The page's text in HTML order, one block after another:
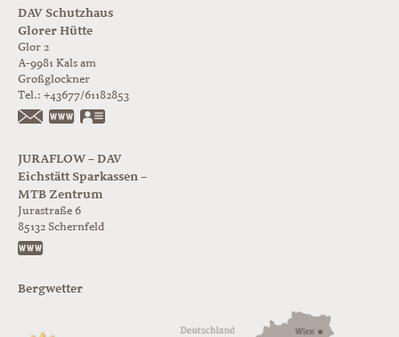
DAV Schutzhaus
Glorer Hütte
Glor 2
A-9981 Kals am
Großglockner
Tel.: +43677/61182853
https://www.glorer-huette.at/
JURAFLOW – DAV
Eichstätt Sparkassen –
MTB Zentrum
Jurastraße 6
85132 Schernfeld
Bergwetter